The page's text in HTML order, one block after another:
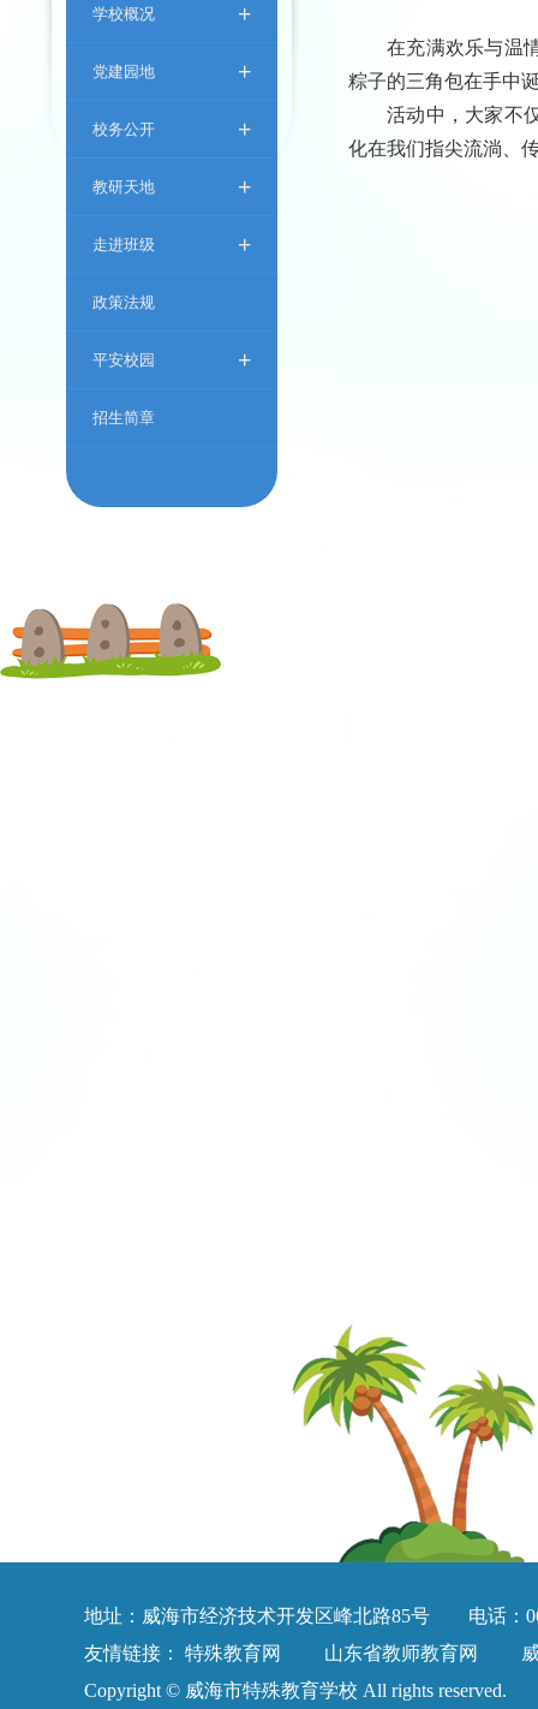
学校概况 +
党建园地 +
校务公开 +
教研天地 +
走进班级 +
政策法规
平安校园 +
招生简章
在充满欢乐与温
粽子的三角包在手中
活动中，大家不
化在我们指尖流淌、
地址：威海市经济技术开发区峰北路85号 电话：
友情链接： 特殊教育网 山东省教师教育网
Copyright © 威海市特殊教育学校 All rights